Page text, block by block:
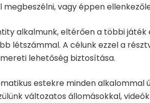
megbeszélni, vagy éppen
alkalmunk, eltérően a többi
létszámmal. A célunk ezzel a
lehetőség biztosítása.
estekre minden alkalommal
változatos állomásokkal,